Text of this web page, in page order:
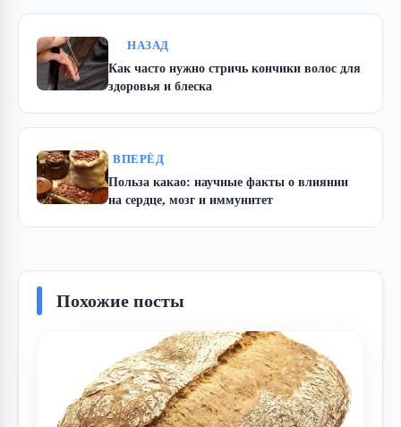
НАЗАД
Как часто нужно стричь кончики волос для
здоровья и блеска
ВПЕРЁД
Польза какао: научные факты о влиянии
на сердце, мозг и иммунитет
Похожие посты